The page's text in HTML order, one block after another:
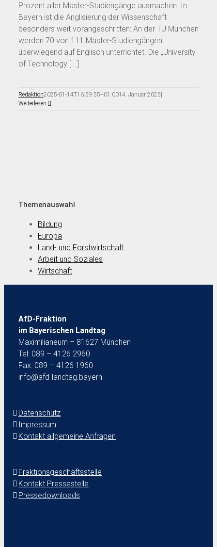
Prozent aller Master-Studiengänge ausmachen. In
Bayern ist die Anglisierung der Wissenschaft
besonders weit vorangeschritten: An der TU München
werden 70 von 111 Master-Studiengängen
überwiegend auf Englisch unterrichtet. Die „University
of Technology [...]
Redaktion2025-01-14T16:59:55+01:0014. Januar 2025|
Weiterlesen
Themenauswahl
Bildung
Europa
Land- und Forstwirtschaft
Arbeit und Soziales
Wirtschaft
AfD-Fraktion
im Bayerischen Landtag
Maximilianeum – 81627 München
Tel: 089 – 4126 2960
Fax: 089 – 4126 1960
info@afd-landtag.bayern
Datenschutz
Impressum
Kontakt allgemeine Anfragen
Fraktionsgeschäftsstelle
Kontakt Pressestelle
Pressedownloads